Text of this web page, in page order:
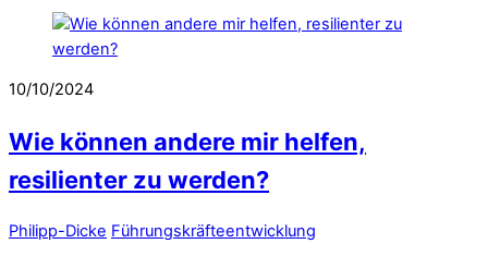
10/10/2024
Wie können andere mir helfen,
resilienter zu werden?
Philipp-Dicke Führungskräfteentwicklung